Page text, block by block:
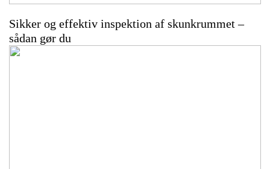
Sikker og effektiv inspektion af skunkrummet –
sådan gør du